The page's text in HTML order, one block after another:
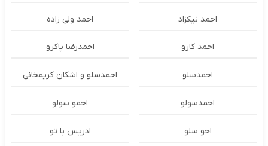
احمد نیکزاد احمد ولی زاده
احمد کارو احمدرضا پاکرو
احمدسلو احمدسلو و اشکان کریمخانی
احمدسولو احمو سولو
احو سلو ادریس با تو